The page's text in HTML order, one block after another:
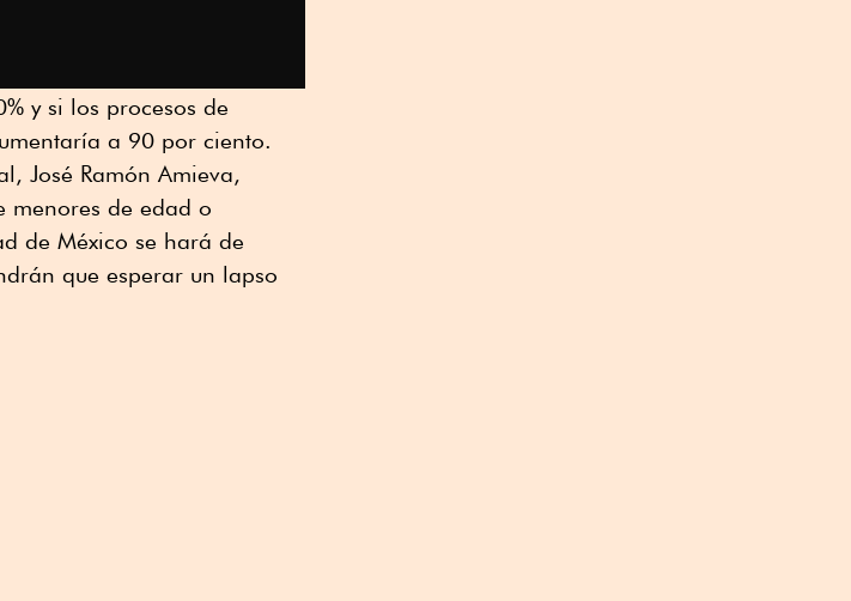
y si los procesos de
a 90 por ciento.
José Ramón Amieva,
menores de edad o
de México se hará de
que esperar un lapso